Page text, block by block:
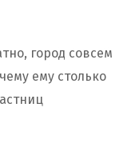
город совсем
ему столько